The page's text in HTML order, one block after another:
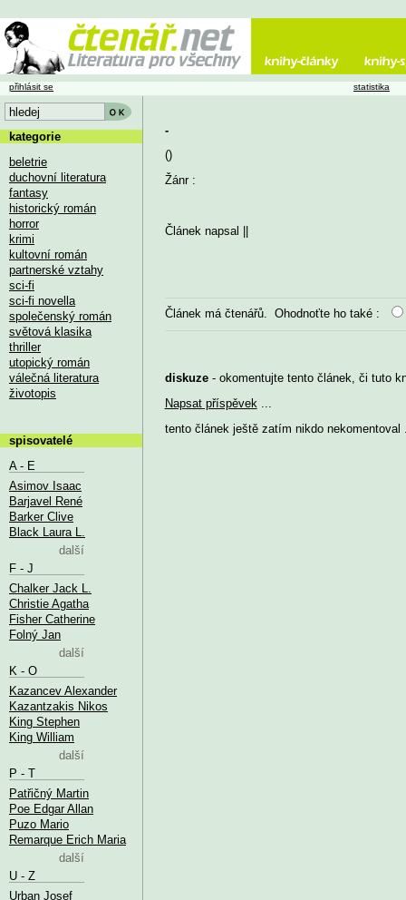
-
()
Žánr :
Článek napsal
Článek má čtenářů. Ohodnoťte ho také :
diskuze- okomentujte tento článek, či tuto
Napsat příspěvek
tento článek ještě zatím nikdo nekomentoval
přihlásit se statistika
kategorie
beletrie
duchovní literatura
fantasy
historický román
horror
krimi
kultovní román
partnerské vztahy
sci-fi
sci-fi novella
společenský román
světová klasika
thriller
utopický román
válečná literatura
životopis
spisovatelé
A - E
Asimov Isaac
Barjavel René
Barker Clive
Black Laura L.
další
F - J
Chalker Jack L.
Christie Agatha
Fisher Catherine
Folný Jan
další
K - O
Kazancev Alexander
Kazantzakis Nikos
King Stephen
King William
další
P - T
Patřičný Martin
Poe Edgar Allan
Puzo Mario
Remarque Erich Maria
další
U - Z
Urban Josef